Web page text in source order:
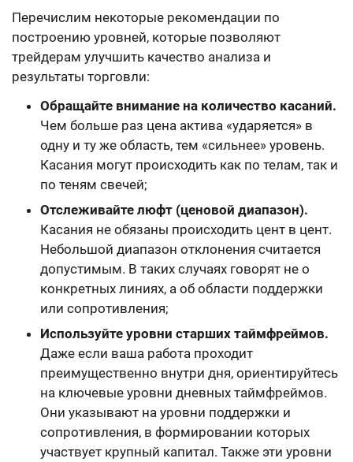
Перечислим некоторые рекомендации по
построению уровней, которые позволяют
трейдерам улучшить качество анализа и
результаты торговли:
Обращайте внимание на количество касаний.
Чем больше раз цена актива «ударяется» в
одну и ту же область, тем «сильнее» уровень.
Касания могут происходить как по телам, так и
по теням свечей;
Отслеживайте люфт (ценовой диапазон).
Касания не обязаны происходить цент в цент.
Небольшой диапазон отклонения считается
допустимым. В таких случаях говорят не о
конкретных линиях, а об области поддержки
или сопротивления;
Используйте уровни старших таймфреймов.
Даже если ваша работа проходит
преимущественно внутри дня, ориентируйтесь
на ключевые уровни дневных таймфреймов.
Они указывают на уровни поддержки и
сопротивления, в формировании которых
участвует крупный капитал. Также эти уровни